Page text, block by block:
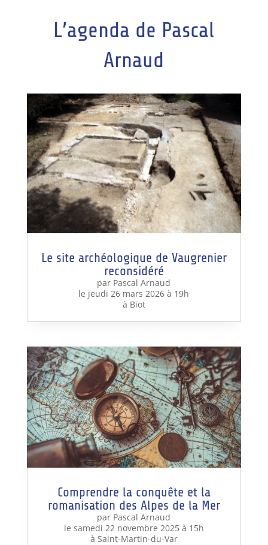
L’agenda de​ Pascal
Arnaud
Le site archéologique de Vaugrenier
reconsidéré
par Pascal Arnaud
le jeudi 26 mars 2026 à 19h
à Biot
Comprendre la conquête et la
romanisation des Alpes de la Mer
par Pascal Arnaud
le samedi 22 novembre 2025 à 15h
à Saint-Martin-du-Var